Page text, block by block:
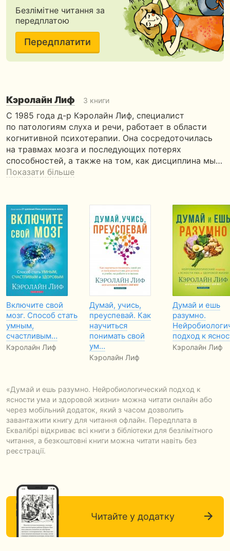
Безлімітне читання за
передплатою
Передплатити
Кэролайн Лиф 3 книги
С 1985 года д-р Кэролайн Лиф, специалист
по патологиям слуха и речи, работает в области
когнитивной психотерапии. Она сосредоточилась
на травмах мозга и последующих потерях
способностей, а также на том, как дисциплина мы…
Показати більше
Включите свой
мозг. Способ стать
умным,
счастливым…
Кэролайн Лиф
Думай, учись,
преуспевай. Как
научиться
понимать свой
ум…
Кэролайн Лиф
Думай и ешь
разумно.
подход к
Кэролайн Лиф
«Думай и ешь разумно. Нейробиологический подход к
ясности ума и здоровой жизни» можна читати онлайн або
через мобільний додаток, який з часом дозволить
завантажити книгу для читання офлайн. Передплата в
Еквалібрі відкриває всі книги з бібліотеки для безлімітного
читання, а безкоштовні книги можна читати навіть без
реєстрації.
Читайте у додатку